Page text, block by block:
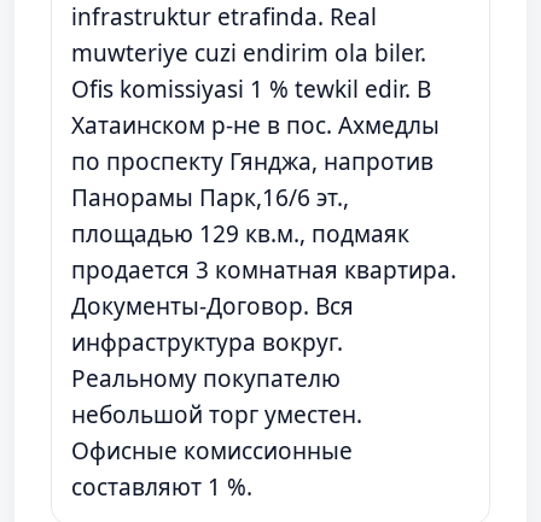
infrastruktur etrafinda. Real
muwteriye cuzi endirim ola biler.
Ofis komissiyasi 1 % tewkil edir. В
Xaтаинском р-не в пос. Ахмедлы
по проспекту Гянджа, напротив
Панорамы Парк,16/6 эт.,
площадью 129 кв.м., подмаяк
продается 3 комнатная квартира.
Документы-Договор. Вся
инфраструктура вокруг.
Реальному покупателю
небольшой торг уместен.
Офисные комиссионные
составляют 1 %.